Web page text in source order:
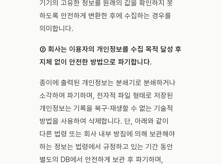
기기의 고유한 정보를 원래의 값을 확인하지 못
하도록 안전하게 변환한 후에 수집하는 경우를
의미합니다.
③ 회사는 이용자의 개인정보를 수집 목적 달성 후
지체 없이 안전한 방법으로 파기합니다.
종이에 출력된 개인정보는 분쇄기로 분쇄하거나
소각하여 파기하며, 전자적 파일 형태로 저장된
개인정보는 기록을 복구·재생할 수 없는 기술적
방법을 사용하여 삭제합니다. 단, 아래와 같이
다른 법령 또는 회사 내부 방침에 의해 보관해야
하는 정보는 법령에서 규정하고 있는 기간 동안
별도의 DB에서 안전하게 보관 후 파기하며,